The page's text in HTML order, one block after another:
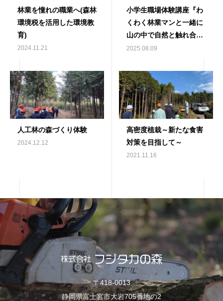
林業を憧れの職業へ(森林
環境税を活用した環境教
育)
2024.11.21
小学生職場体験講座『わ
くわく林業マンと一緒に
山の中で自然と触れ合お
う！』
2025.08.09
人工林の森づくり体験
2024.12.12
高密度植栽～新たな食害
対策を目指して～
2021.11.16
〒418-0013
静岡県富士宮市大岩705番地の2